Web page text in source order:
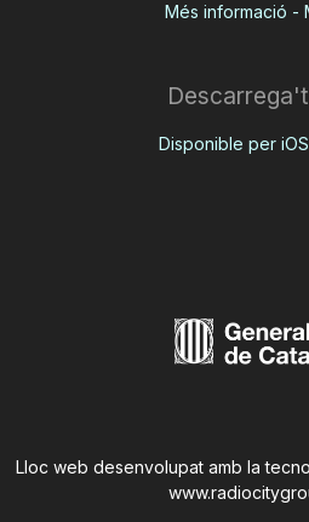
Més informació -
Disponible per
Lloc web desenvolupat amb la